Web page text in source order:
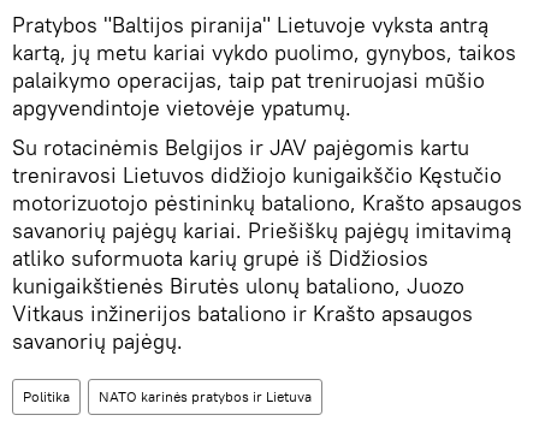
Pratybos "Baltijos piranija" Lietuvoje vyksta antrą
kartą, jų metu kariai vykdo puolimo, gynybos, taikos
palaikymo operacijas, taip pat treniruojasi mūšio
apgyvendintoje vietovėje ypatumų.
Su rotacinėmis Belgijos ir JAV pajėgomis kartu
treniravosi Lietuvos didžiojo kunigaikščio Kęstučio
motorizuotojo pėstininkų bataliono, Krašto apsaugos
savanorių pajėgų kariai. Priešiškų pajėgų imitavimą
atliko suformuota karių grupė iš Didžiosios
kunigaikštienės Birutės ulonų bataliono, Juozo
Vitkaus inžinerijos bataliono ir Krašto apsaugos
savanorių pajėgų.
Politika NATO karinės pratybos ir Lietuva